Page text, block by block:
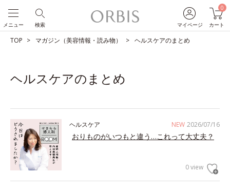
マイページ
0
カート
検索
メニュー
TOP マガジン（美容情報・読み物） ヘルスケアのまとめ
ヘルスケアのまとめ
NEW 2026/07/16
ヘルスケア
おりものがいつもと違う…これって大丈夫？
0 view